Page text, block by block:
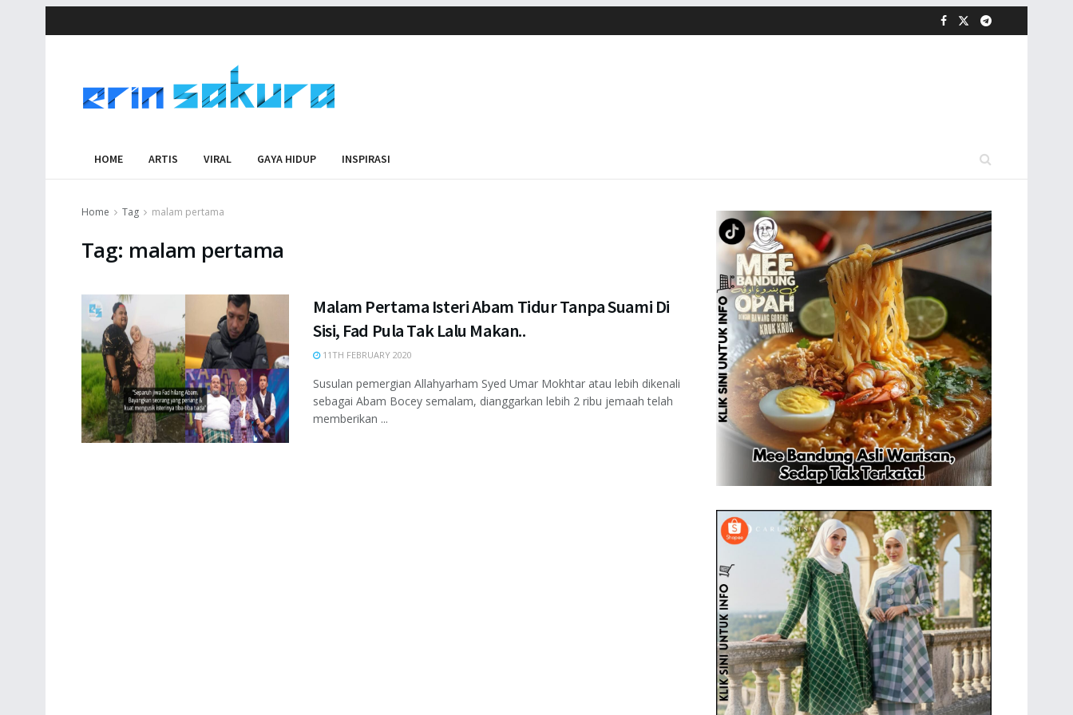
HOME ARTIS VIRAL GAYA HIDUP INSPIRASI
Home Tag malam pertama
Tag: malam pertama
Malam Pertama Isteri Abam Tidur Tanpa Suami Di
Sisi, Fad Pula Tak Lalu Makan..
11TH FEBRUARY 2020
Susulan pemergian Allahyarham Syed Umar Mokhtar atau lebih dikenali
sebagai Abam Bocey semalam, dianggarkan lebih 2 ribu jemaah telah
memberikan ...